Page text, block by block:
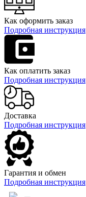
Как оформить заказ
Подробная инструкция
Как оплатить заказ
Подробная инструкция
Доставка
Подробная инструкция
Гарантия и обмен
Подробная инструкция